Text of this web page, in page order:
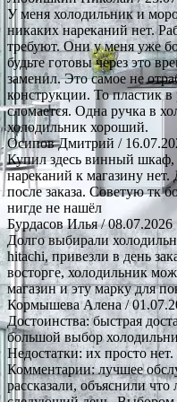
У меня холодильник и
никаких нареканий нет.
требуют. Они у меня уже
будьте готовы через это
заменил. Это самое не
конструкции. То пластик
сломается. Одна ручка в
холодильник хороший.
Осипов Дмитрий /
Купил здесь винный шкаф,
нареканий к магазину
после заказа. Советую тк
нигде не нашёл
Бурдасов Илья/ 08.07.2026
Долго выбирали
hitachi, привезли в день
восторге, холодильник
магазин и эту марку для
Кормышева Алена/
Достоинства: быстрая
большой выбор
Недостатки: их просто нет.
Комментарии: лучшее
рассказали, объяснили